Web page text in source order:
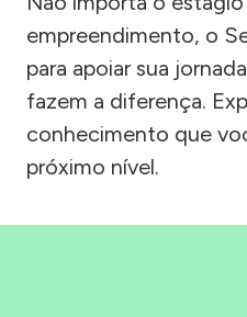
empreendimento, o
para apoiar sua
fazem a diferença.
conhecimento que
próximo nível.